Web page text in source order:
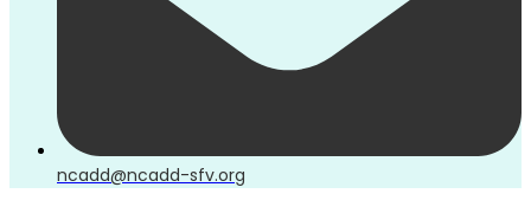
ncadd@ncadd-sfv.org